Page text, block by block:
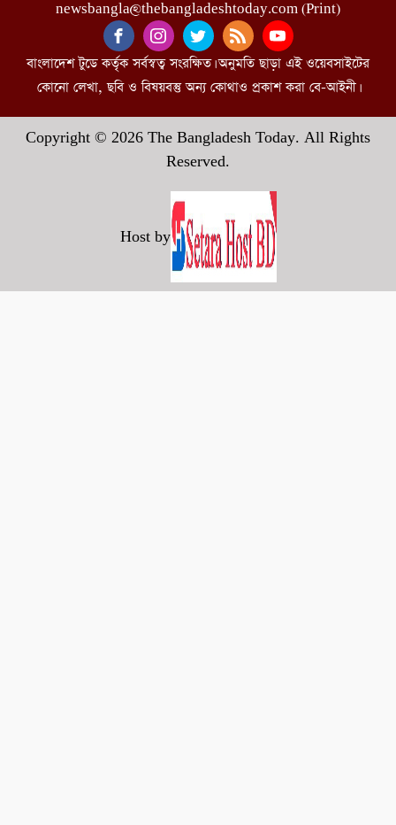
newsbangla@thebangladeshtoday.com (Print)
বাংলাদেশ টুডে কর্তৃক সর্বস্বত্ব সংরক্ষিত। অনুমতি ছাড়া এই ওয়েবসাইটের
কোনো লেখা, ছবি ও বিষয়বস্তু অন্য কোথাও প্রকাশ করা বে-আইনী।
Copyright © 2026 The Bangladesh Today. All Rights
Reserved.
Host by